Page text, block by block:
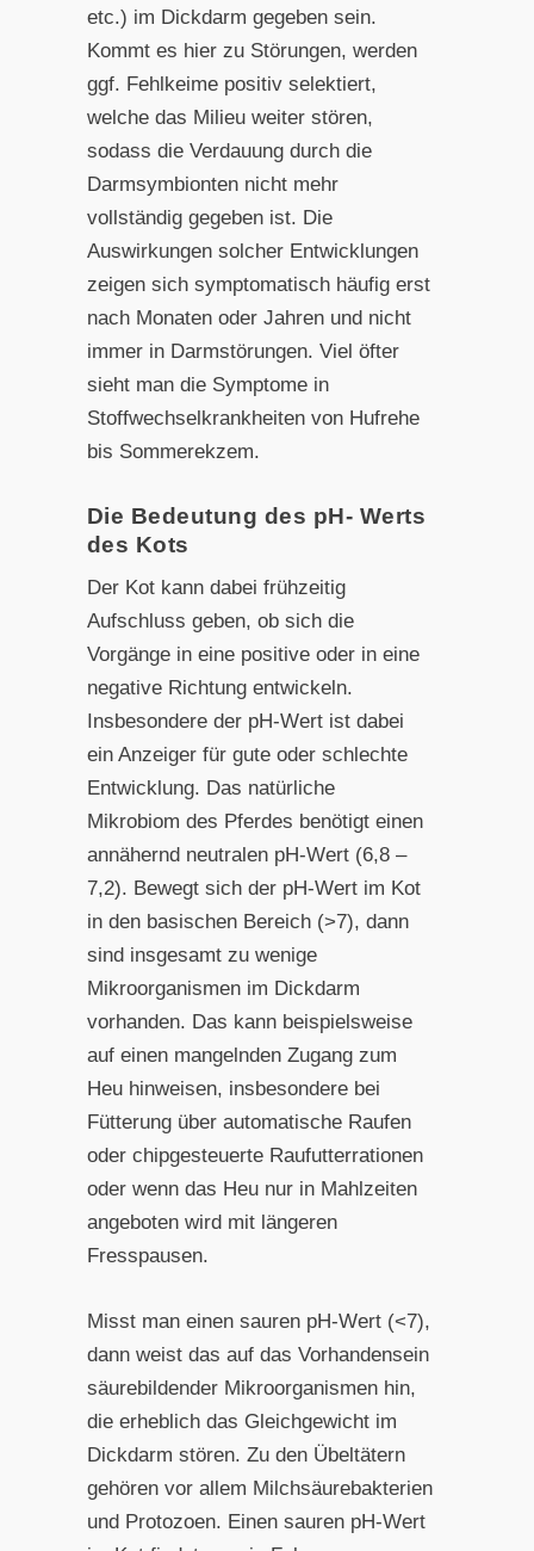
etc.) im Dickdarm gegeben sein.
Kommt es hier zu Störungen, werden
ggf. Fehlkeime positiv selektiert,
welche das Milieu weiter stören,
sodass die Verdauung durch die
Darmsymbionten nicht mehr
vollständig gegeben ist. Die
Auswirkungen solcher Entwicklungen
zeigen sich symptomatisch häufig erst
nach Monaten oder Jahren und nicht
immer in Darmstörungen. Viel öfter
sieht man die Symptome in
Stoffwechselkrankheiten von Hufrehe
bis Sommerekzem.
Die Bedeutung des pH- Werts
des Kots
Der Kot kann dabei frühzeitig
Aufschluss geben, ob sich die
Vorgänge in eine positive oder in eine
negative Richtung entwickeln.
Insbesondere der pH-Wert ist dabei
ein Anzeiger für gute oder schlechte
Entwicklung. Das natürliche
Mikrobiom des Pferdes benötigt einen
annähernd neutralen pH-Wert (6,8 –
7,2). Bewegt sich der pH-Wert im Kot
in den basischen Bereich (>7), dann
sind insgesamt zu wenige
Mikroorganismen im Dickdarm
vorhanden. Das kann beispielsweise
auf einen mangelnden Zugang zum
Heu hinweisen, insbesondere bei
Fütterung über automatische Raufen
oder chipgesteuerte Raufutterrationen
oder wenn das Heu nur in Mahlzeiten
angeboten wird mit längeren
Fresspausen.
Misst man einen sauren pH-Wert (<7),
dann weist das auf das Vorhandensein
säurebildender Mikroorganismen hin,
die erheblich das Gleichgewicht im
Dickdarm stören. Zu den Übeltätern
gehören vor allem Milchsäurebakterien
und Protozoen. Einen sauren pH-Wert